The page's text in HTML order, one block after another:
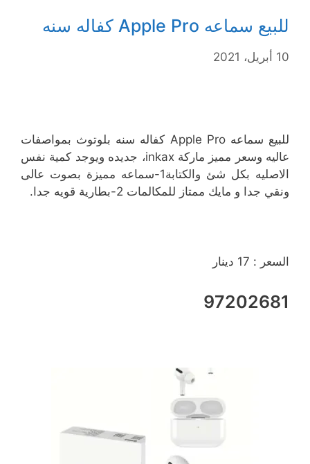
للبيع سماعه Apple Pro كفاله سنه
10 أبريل، 2021
للبيع سماعه Apple Pro كفاله سنه بلوتوث بمواصفات
عاليه وسعر مميز ماركة inkax، جديده ويوجد كمية نفس
الاصليه بكل شئ والكتابة1-سماعه مميزة بصوت عالى
ونقي جدا و مايك ممتاز للمكالمات 2-بطارية قويه جدا.
السعر : 17 دينار
97202681